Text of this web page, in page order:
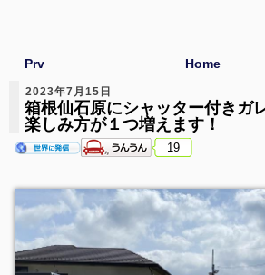
Prv Home
2023年7月15日
箱根仙石原にシャッター付きガ
楽しみ方が１つ増えます！
19